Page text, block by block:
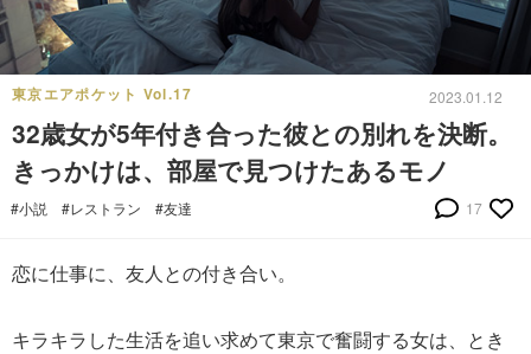
東京エアポケット Vol.17 2023.01.12
32歳女が5年付き合った彼との別れを決断。
きっかけは、部屋で見つけたあるモノ
#小説 #レストラン #友達 17
恋に仕事に、友人との付き合い。
キラキラした生活を追い求めて東京で奮闘する女は、とき